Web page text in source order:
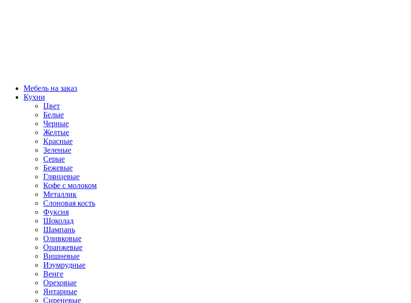
Мебель на заказ
Кухни
Цвет
Белые
Черные
Желтые
Красные
Зеленые
Серые
Бежевые
Глянцевые
Кофе с молоком
Металлик
Слоновая кость
Фуксия
Шоколад
Шампань
Оливковые
Оранжевые
Вишневые
Изумрудные
Венге
Ореховые
Янтарные
Сиреневые